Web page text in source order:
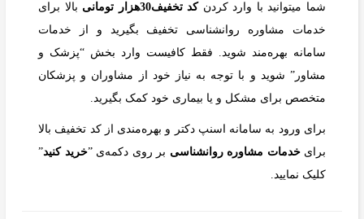
شما میتوانید با وارد کردنکد تخفیف30هزار تومانی
بالا برای
خدمات مشاوره روانشناسی تخفیف بگیرید و از خدمات
سامانه بهره‌مند شوید. فقط کافیست وارد بخش “پزشک و
مشاور” شوید و با توجه به نیاز خود از مشاوران و پزشکان
متخصص برای مشکل و یا بیماری خود کمک بگیرید.
برای ورود به سامانه اسنپ دکتر و بهره‌مندی از کد تخفیف بالا
برایخدمات مشاوره روانشناسی بر روی دکمه‌ی ”خرید کنید”
کلیک نمایید.